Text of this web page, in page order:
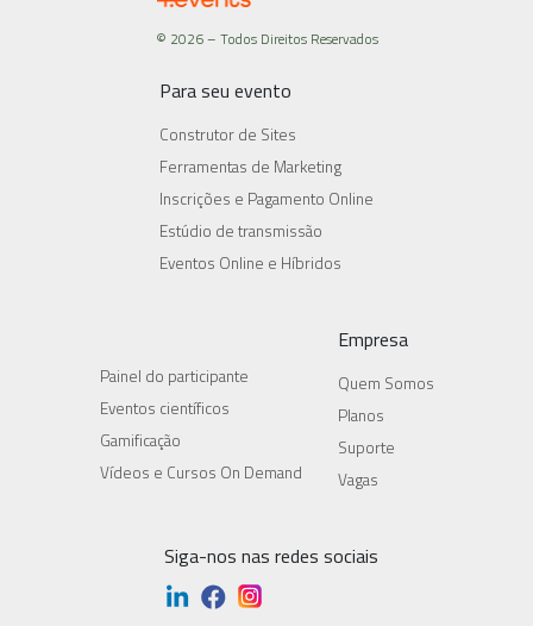
© 2026 – Todos Direitos Reservados
Para seu evento
Construtor de Sites
Ferramentas de Marketing
Inscrições e Pagamento Online
Estúdio de transmissão
Eventos Online e Híbridos
Painel do participante
Eventos científicos
Gamificação
Vídeos e Cursos On Demand
Empresa
Quem Somos
Planos
Suporte
Vagas
Siga-nos nas redes sociais